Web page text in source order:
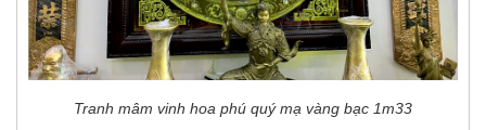
Tranh mâm vinh hoa phú quý mạ vàng bạc 1m33